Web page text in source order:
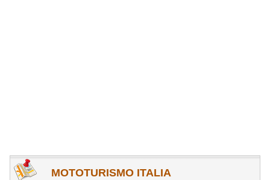
MOTOTURISMO ITALIA